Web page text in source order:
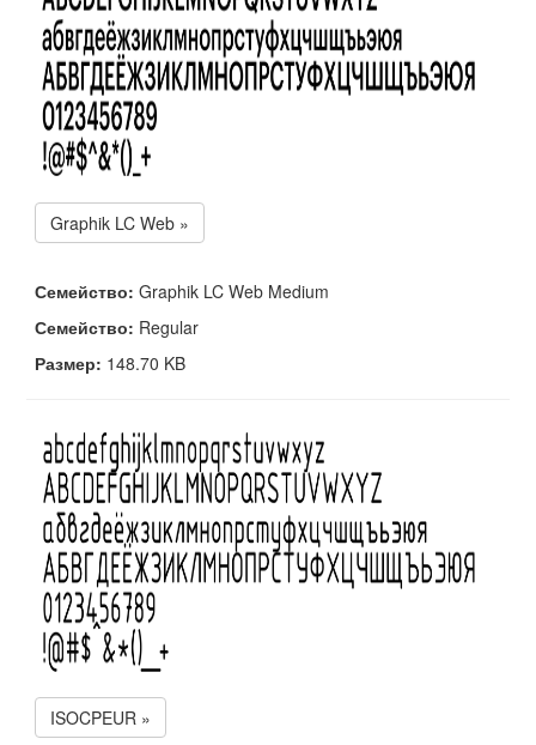
Graphik LC Web »
Семейство: Graphik LC Web Medium
Семейство: Regular
Размер: 148.70 KB
ISOCPEUR »